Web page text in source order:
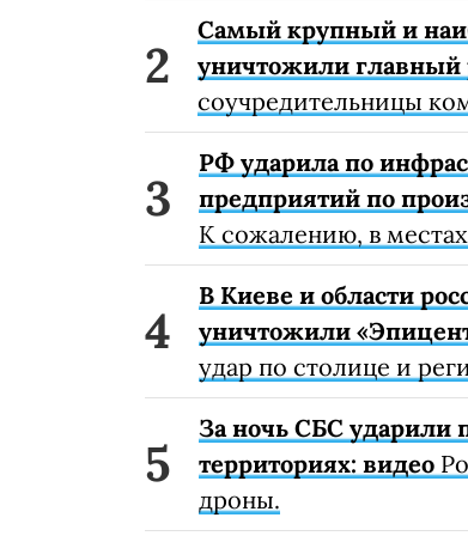
Самый крупный и
уничтожили главный
соучредительницы
РФ ударила по
предприятий по
К сожалению, в
В Киеве и области
уничтожили
удар по столице и
За ночь СБС ударили
территориях: видео
дроны.